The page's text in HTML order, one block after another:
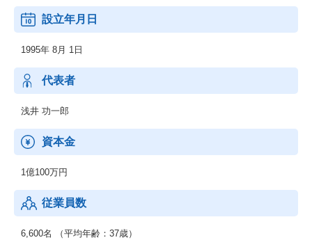
また、開発プロセスで蓄積したノウハウをお客様と共有し、
新しいビジネスを創造する役割を果たしているのも当社の特徴の
当社は、いつもお客様のご要望にお応し、
最高の答えをご提供することを最優先に考え、行動しています。
また、エンジニアが自分自身を進化させる環境を豊富にご用意し
ています。
ぜひ弊社で「市場価値の高いエンジニア」に成長していきません
設立年月日
1995年 8月 1日
代表者
浅井 功一郎
資本金
1億100万円
従業員数
6,600名 （平均年齢：37歳）